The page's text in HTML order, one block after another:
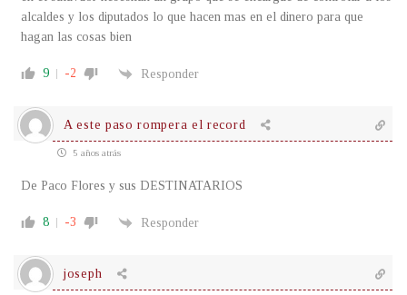
alcaldes y los diputados lo que hacen mas en el dinero para que
hagan las cosas bien
9 -2 Responder
A este paso rompera el record
5 años atrás
De Paco Flores y sus DESTINATARIOS
8 -3 Responder
joseph